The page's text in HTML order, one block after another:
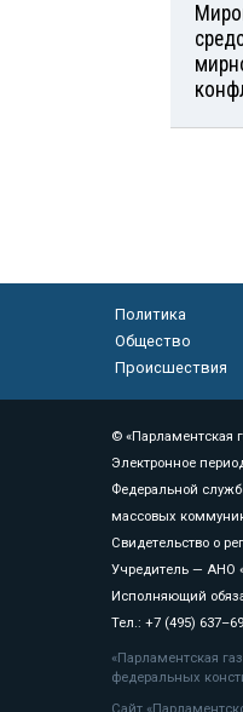
Политика
Общество
Происшествия
© «Парламентская
Электронное
Федеральной
массовых
Свидетельство о
Учредитель — АНО
Исполняющий
Тел.: +7 (495)
«Парламентская
федеральных